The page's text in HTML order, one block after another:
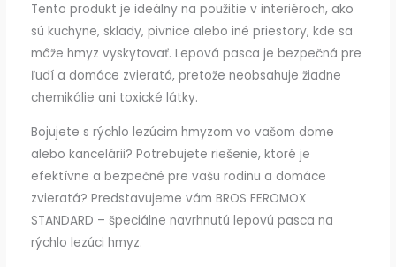
Tento produkt je ideálny na použitie v interiéroch, ako
sú kuchyne, sklady, pivnice alebo iné priestory, kde sa
môže hmyz vyskytovať. Lepová pasca je bezpečná pre
ľudí a domáce zvieratá, pretože neobsahuje žiadne
chemikálie ani toxické látky.
Bojujete s rýchlo lezúcim hmyzom vo vašom dome
alebo kancelárii? Potrebujete riešenie, ktoré je
efektívne a bezpečné pre vašu rodinu a domáce
zvieratá? Predstavujeme vám BROS FEROMOX
STANDARD – špeciálne navrhnutú lepovú pasca na
rýchlo lezúci hmyz.